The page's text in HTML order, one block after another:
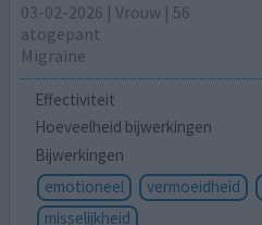
03-02-2026 | Vrouw | 56
atogepant
Migraine
Effectiviteit
Hoeveelheid bijwerkingen
Bijwerkingen
emotioneel
vermoeidheid
misselijkheid